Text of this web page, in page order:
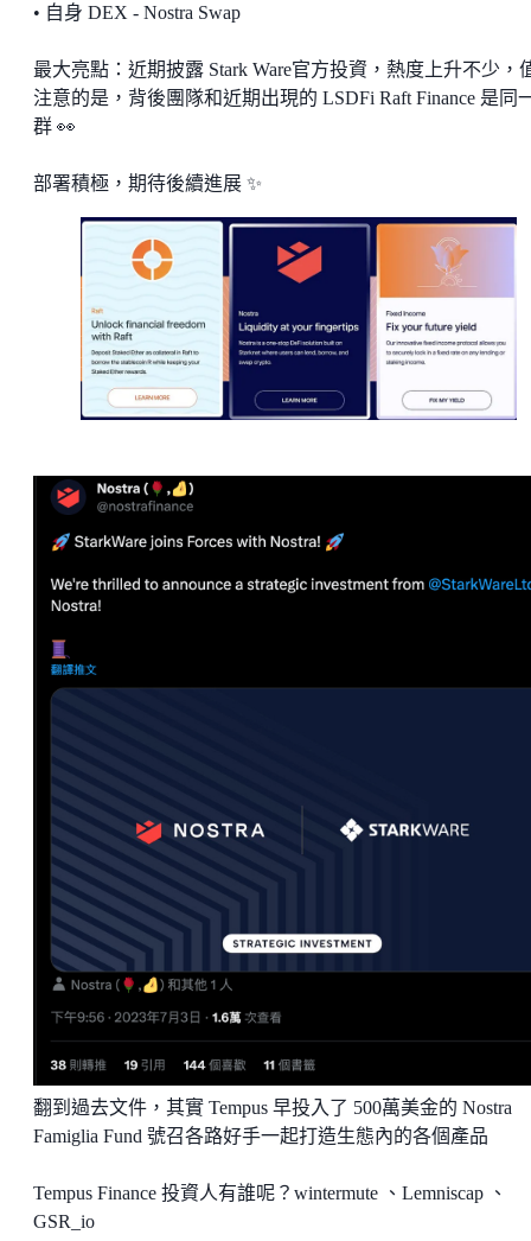
• 自身 DEX - Nostra Swap
最大亮點：近期披露 Stark Ware官方投資，熱度上升不少，
注意的是，背後團隊和近期出現的 LSDFi Raft Finance 是同
群 👀
部署積極，期待後續進展 ✨
翻到過去文件，其實 Tempus 早投入了 500萬美金的 Nostra
Famiglia Fund 號召各路好手一起打造生態內的各個產品
Tempus Finance 投資人有誰呢？wintermute 、Lemniscap 、
GSR_io